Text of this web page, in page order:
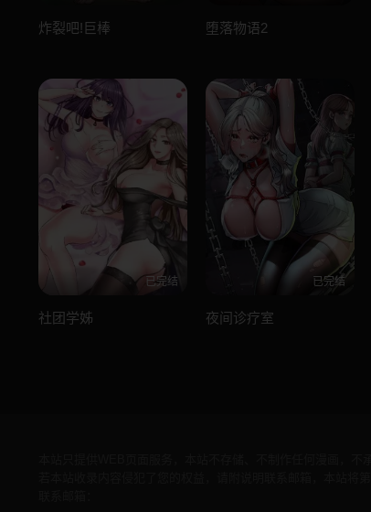
炸裂吧!巨棒 堕落物语2
已完结
社团学姊
已完结
夜间诊疗室